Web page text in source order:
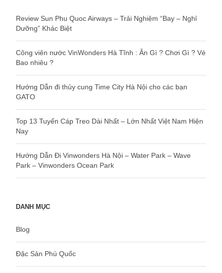
Review Sun Phu Quoc Airways – Trải Nghiệm “Bay – Nghỉ
Dưỡng” Khác Biệt
Công viên nước VinWonders Hà Tĩnh : Ăn Gì ? Chơi Gì ? Vé
Bao nhiêu ?
Hướng Dẫn đi thủy cung Time City Hà Nội cho các bạn
GATO
Top 13 Tuyến Cáp Treo Dài Nhất – Lớn Nhất Việt Nam Hiện
Nay
Hướng Dẫn Đi Vinwonders Hà Nội – Water Park – Wave
Park – Vinwonders Ocean Park
DANH MỤC
Blog
Đặc Sản Phú Quốc